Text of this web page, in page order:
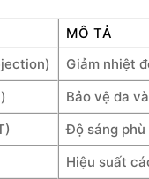
MÔ TẢ
Giảm nhiệt
Bảo vệ da
Độ sáng
Hiệu suất